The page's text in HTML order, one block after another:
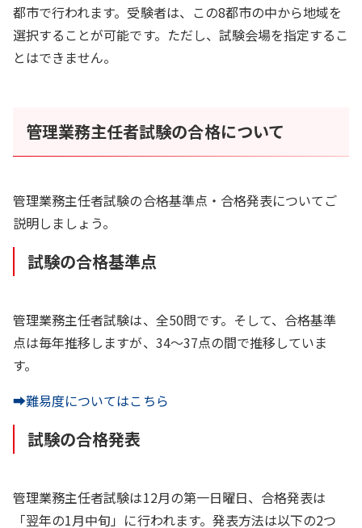
都市で行われます。受験者は、この8都市の中から地域を
選択することが可能です。ただし、試験会場を指定するこ
とはできません。
管理業務主任者試験の合格について
管理業務主任者試験の合格基準点・合格発表についてご
説明しましょう。
試験の合格基準点
管理業務主任者試験は、全50問です。そして、合格基準
点は毎年推移しますが、34〜37点の間で推移していま
す。
➡難易度についてはこちら
試験の合格発表
管理業務主任者試験は12月の第一日曜日、合格発表は
「翌年の1月中旬」に行われます。発表方法は以下の2つ